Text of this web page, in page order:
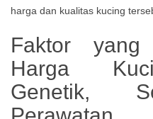
harga dan kualitas kucing
Faktor yang
Harga
Genetik,